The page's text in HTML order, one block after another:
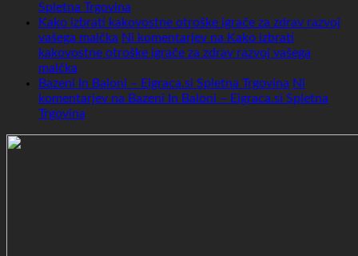
Spletna Trgovina
Kako izbrati kakovostne otroške igrače za zdrav razvoj
vašega malčka Ni komentarjev na Kako izbrati
kakovostne otroške igrače za zdrav razvoj vašega
malčka
Bazeni In Baloni – Eigraca.si Spletna Trgovina Ni
komentarjev na Bazeni In Baloni – Eigraca.si Spletna
Trgovina